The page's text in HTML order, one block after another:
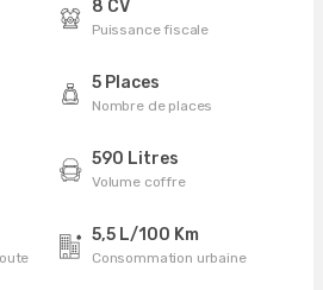
8 CV
Puissance fiscale
5 Places
Nombre de places
590 Litres
Volume coffre
5,5 L/100 Km
Consommation urbaine